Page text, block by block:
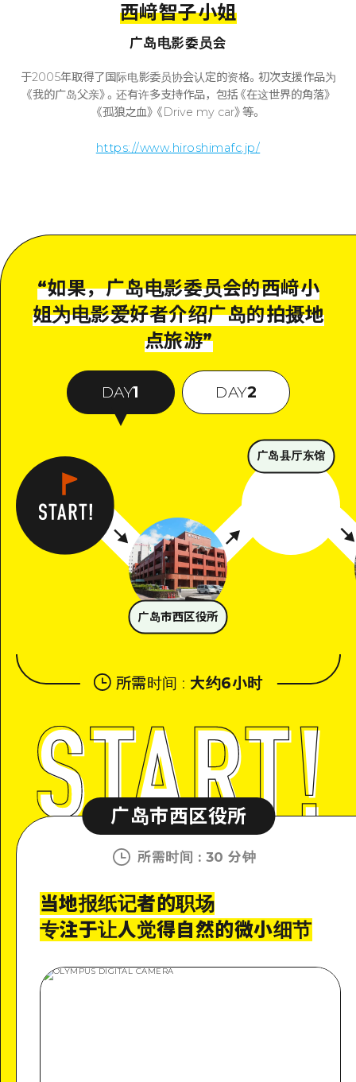
西﨑智子小姐
广岛电影委员会
于2005年取得了国际电影委员协会认定的资格。初次支援作品为
《我的广岛父亲》。还有许多支持作品，包括《在这世界的角落》
《孤狼之血》《Drive my car》等。
https://www.hiroshimafc.jp/
“如果，广岛电影委员会的西﨑小
姐为电影爱好者介绍广岛的拍摄地
点旅游”
DAY1 DAY2
广岛市西区役所
广岛县厅东馆
所需时间 : 大约6小时
广岛市西区役所
所需时间 : 30 分钟
当地报纸记者的职场
专注于让人觉得自然的微小细节